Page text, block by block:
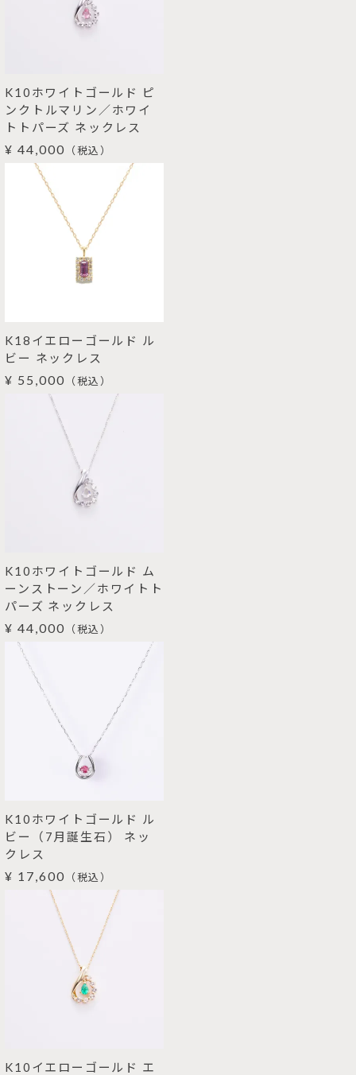
K10ホワイトゴールド ピ
ンクトルマリン／ホワイ
トトパーズ ネックレス
¥ 44,000 （税込）
K18イエローゴールド ル
ビー ネックレス
¥ 55,000 （税込）
K10ホワイトゴールド ム
ーンストーン／ホワイトト
パーズ ネックレス
¥ 44,000 （税込）
K10ホワイトゴールド ル
ビー（7月誕生石） ネッ
クレス
¥ 17,600 （税込）
K10イエローゴールド エ